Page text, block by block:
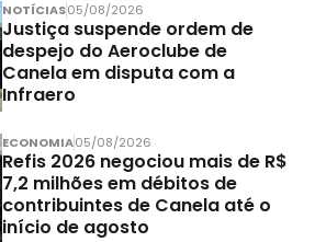
NOTÍCIAS05/08/2026
Justiça suspende ordem de
despejo do Aeroclube de
Canela em disputa com a
Infraero
ECONOMIA05/08/2026
Refis 2026 negociou mais de R$
7,2 milhões em débitos de
contribuintes de Canela até o
início de agosto